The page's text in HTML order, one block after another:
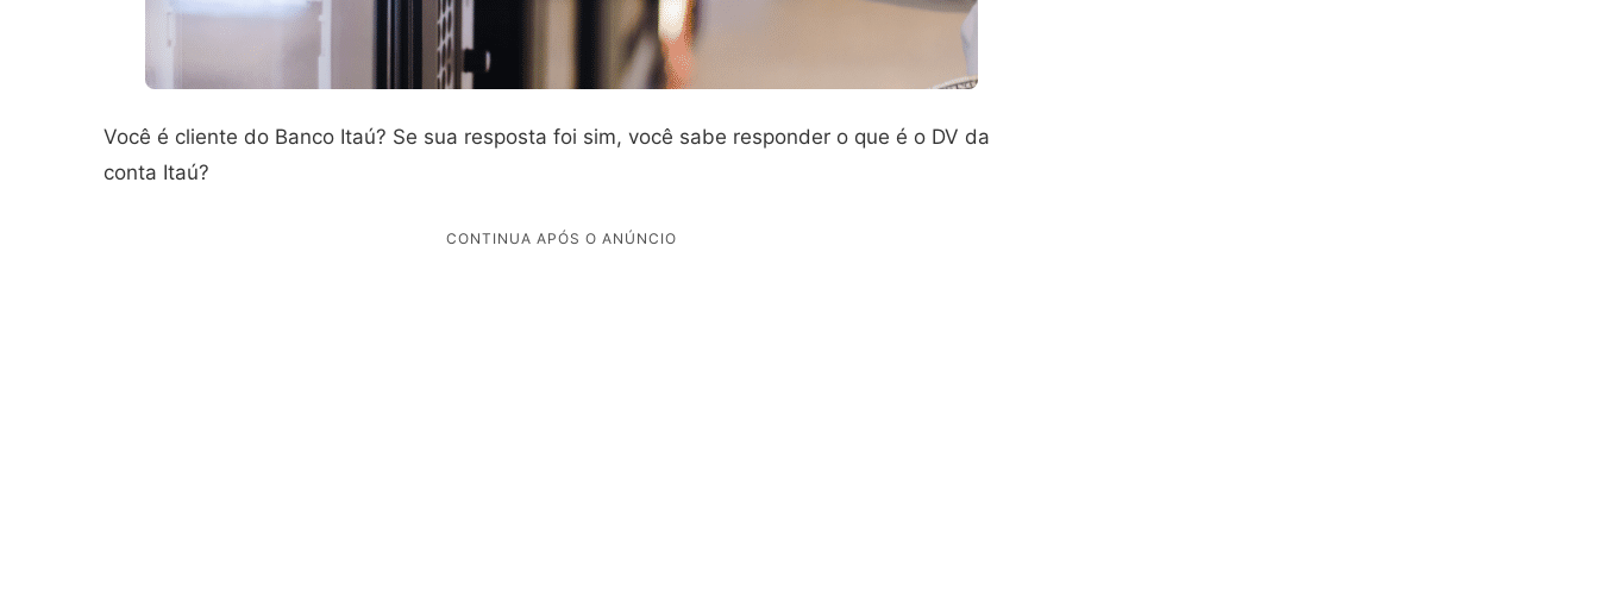
Você é cliente do Banco Itaú? Se sua resposta foi sim, você sabe responder o que é o DV da
conta Itaú?